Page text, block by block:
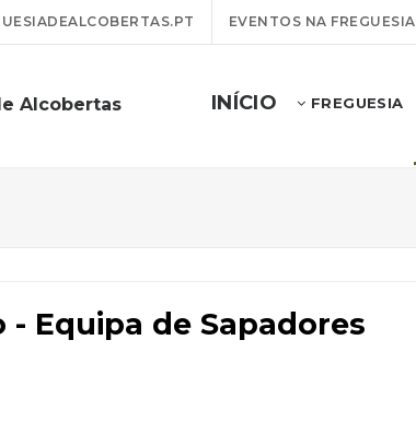
EVENTOS NA FREGUESIA
Alcobertas INÍCIO FREGUESIA
- Equipa de Sapadores